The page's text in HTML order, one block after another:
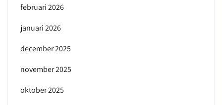
februari 2026
januari 2026
december 2025
november 2025
oktober 2025